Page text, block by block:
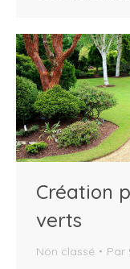
Création
verts
Non classé Par